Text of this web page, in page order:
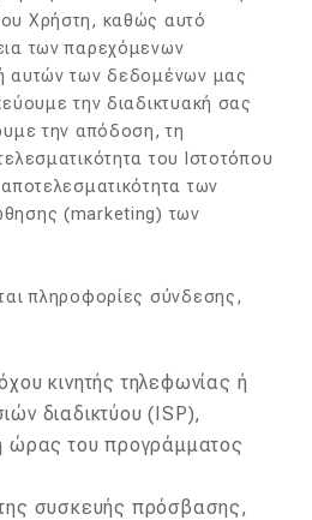
Χρήστη, καθώς αυτό
των παρεχόμενων
αυτών των δεδομένων μας
την διαδικτυακή σας
την απόδοση, τη
του Ιστοτόπου
των
(marketing) των
πληροφορίες σύνδεσης,
κινητής τηλεφωνίας ή
διαδικτύου (ISP),
ώρας του προγράμματος
συσκευής πρόσβασης,